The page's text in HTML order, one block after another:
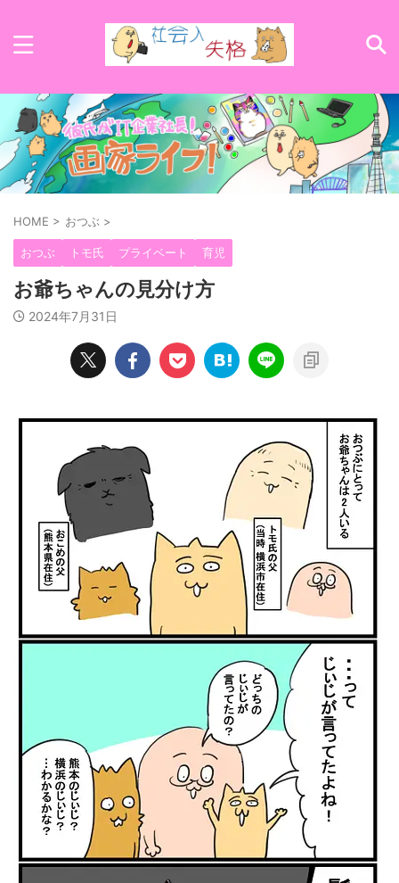
HOME > おつぶ >
おつぶ トモ氏 プライベート 育児
お爺ちゃんの見分け方
2024年7月31日